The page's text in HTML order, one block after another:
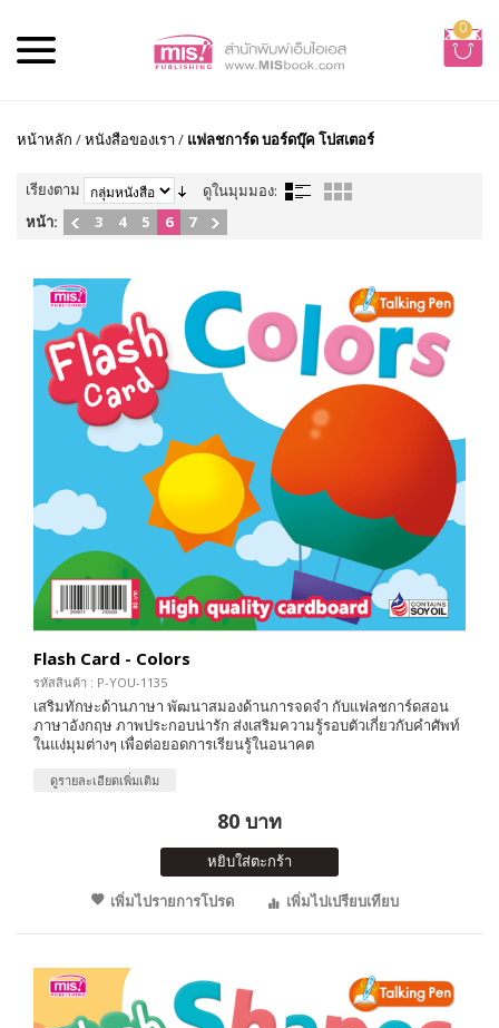
0
หน้าหลัก /หนังสือของเรา / แฟลชการ์ด บอร์ดบุ๊ค โปสเตอร์
เรียงตาม
ดูในมุมมอง:
หน้า:
3 4 5 6 7
Flash Card - Colors
รหัสสินค้า : P-YOU-1135
เสริมทักษะด้านภาษา พัฒนาสมองด้านการจดจำ กับแฟลชการ์ดสอน
ภาษาอังกฤษ ภาพประกอบน่ารัก ส่งเสริมความรู้รอบตัวเกี่ยวกับคำศัพท์
ในแง่มุมต่างๆ เพื่อต่อยอดการเรียนรู้ในอนาคต
ดูรายละเอียดเพิ่มเติม
80 บาท
หยิบใส่ตะกร้า
เพิ่มไปรายการโปรด
เพิ่มไปเปรียบเทียบ